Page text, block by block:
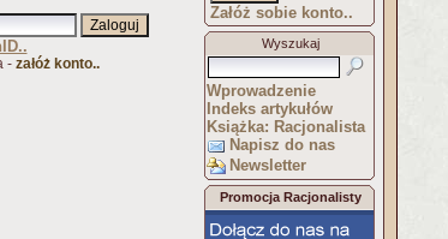
- załóż konto..
Załóż sobie konto..
Wyszukaj
Wprowadzenie
Indeks artykułów
Książka: Racjonalista
Napisz do nas
Newsletter
Promocja Racjonalisty